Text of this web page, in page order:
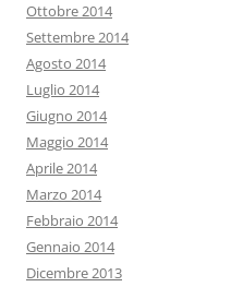
Ottobre 2014
Settembre 2014
Agosto 2014
Luglio 2014
Giugno 2014
Maggio 2014
Aprile 2014
Marzo 2014
Febbraio 2014
Gennaio 2014
Dicembre 2013